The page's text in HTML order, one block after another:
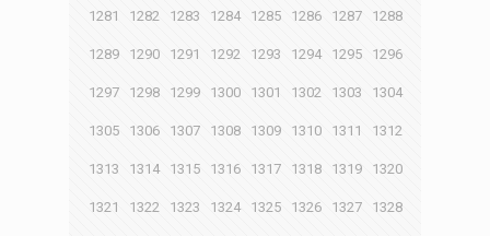
1281 1282 1283 1284 1285 1286 1287 1288
1289 1290 1291 1292 1293 1294 1295 1296
1297 1298 1299 1300 1301 1302 1303 1304
1305 1306 1307 1308 1309 1310 1311 1312
1313 1314 1315 1316 1317 1318 1319 1320
1321 1322 1323 1324 1325 1326 1327 1328